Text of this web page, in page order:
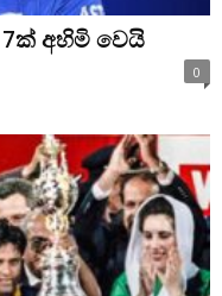
අහිමි වෙයි
0